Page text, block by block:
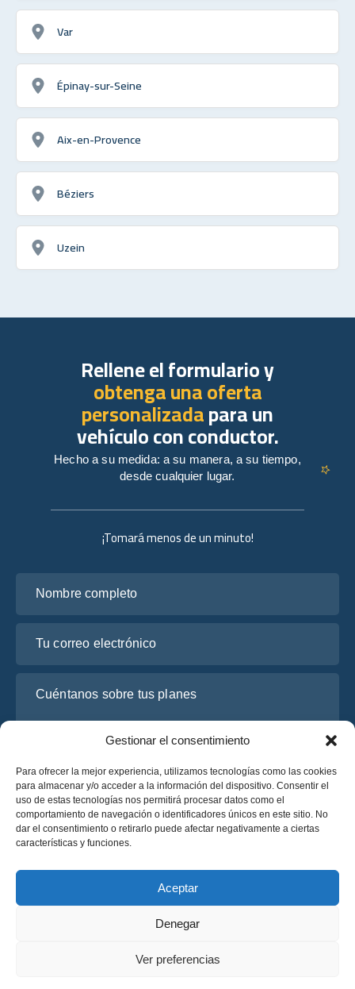
Gestionar el consentimiento
Para ofrecer la mejor experiencia, utilizamos tecnologías como las cookies
para almacenar y/o acceder a la información del dispositivo. Consentir el
uso de estas tecnologías nos permitirá procesar datos como el
comportamiento de navegación o identificadores únicos en este sitio. No
dar el consentimiento o retirarlo puede afectar negativamente a ciertas
características y funciones.
Aceptar
Denegar
Ver preferencias
Var
Épinay-sur-Seine
Aix-en-Provence
Béziers
Uzein
¡Tomará menos de un minuto!
He leído y acepto la
Solicite un presupuesto
Solicite un presupuesto
Rellene el formulario y
obtenga una oferta
personalizadapara un
vehículo con conductor.
Hecho a su medida: a su manera, a su tiempo,
desde cualquier lugar.